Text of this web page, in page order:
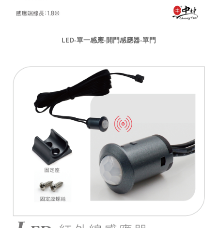
LED-單一感應-開門感應器-單門